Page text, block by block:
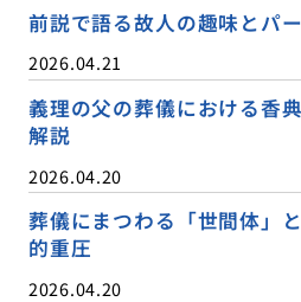
前説で語る故人の趣味とパ
2026.04.21
義理の父の葬儀における香
解説
2026.04.20
葬儀にまつわる「世間体」
的重圧
2026.04.20